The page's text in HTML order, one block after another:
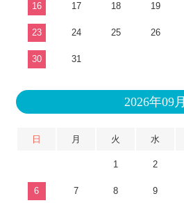
16 17 18 19
23 24 25 26
30 31
2026年09月
日 月 火 水
1 2
6 7 8 9